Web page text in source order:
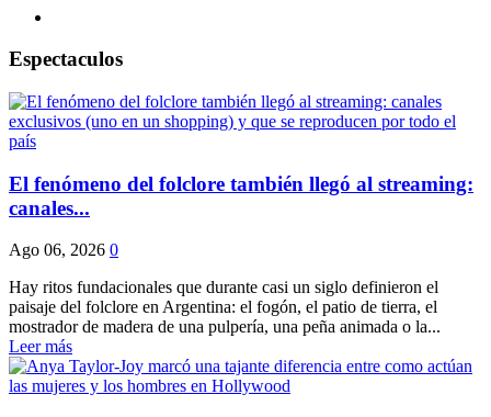
Espectaculos
El fenómeno del folclore también llegó al streaming:
canales...
Ago 06, 2026 0
Hay ritos fundacionales que durante casi un siglo definieron el
paisaje del folclore en Argentina: el fogón, el patio de tierra, el
mostrador de madera de una pulpería, una peña animada o la...
Leer más